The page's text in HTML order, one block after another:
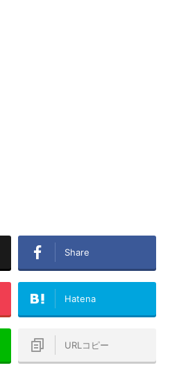
Share
Hatena
URLコピー